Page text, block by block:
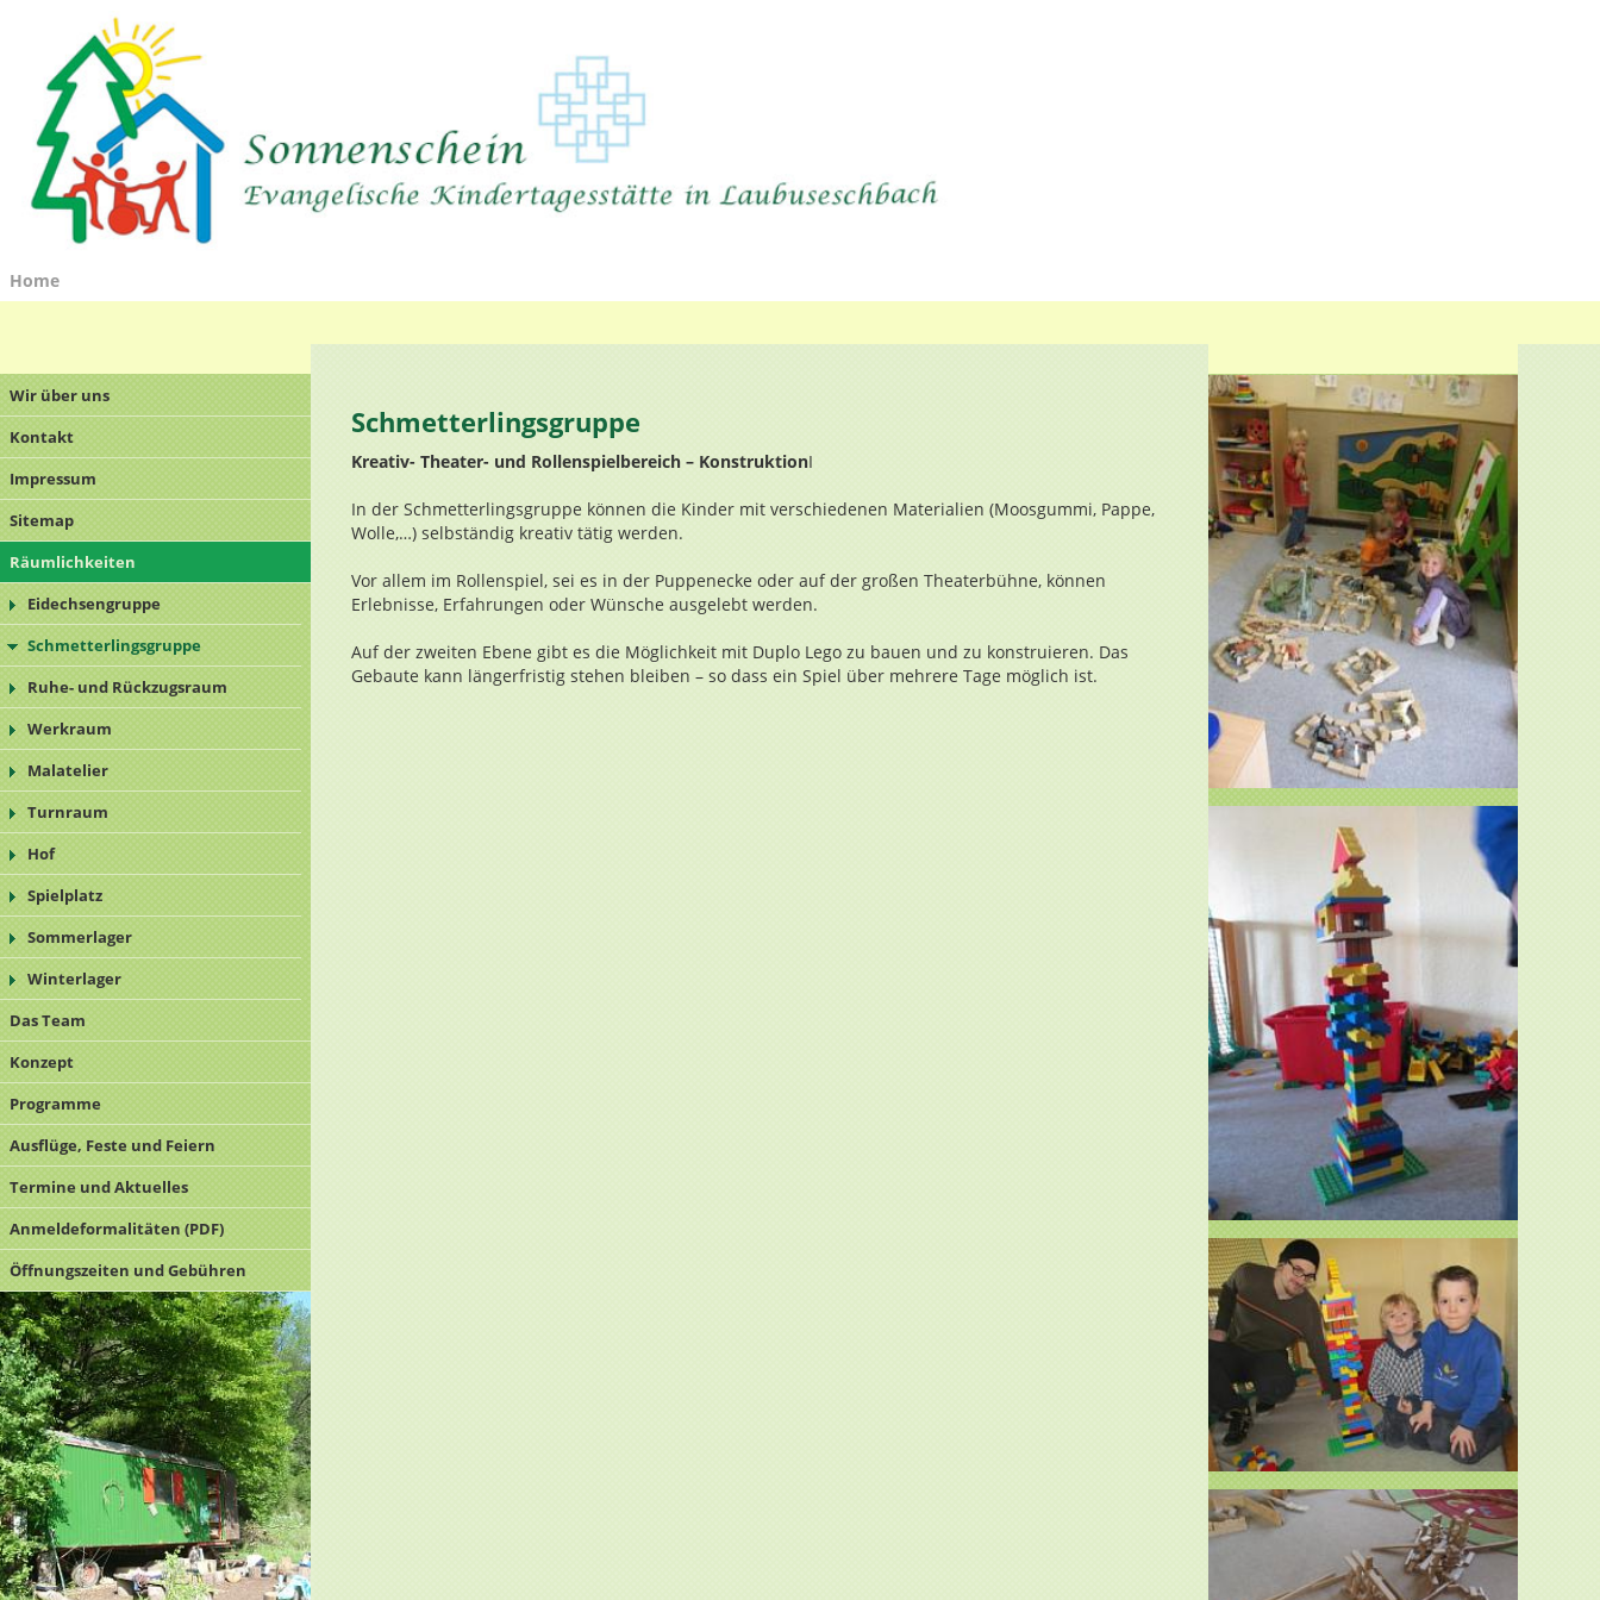
Home
Wir über uns
Kontakt
Impressum
Sitemap
Räumlichkeiten
Eidechsengruppe
Schmetterlingsgruppe
Ruhe- und Rückzugsraum
Werkraum
Malatelier
Turnraum
Hof
Spielplatz
Sommerlager
Winterlager
Das Team
Konzept
Programme
Ausflüge, Feste und Feiern
Termine und Aktuelles
Anmeldeformalitäten (PDF)
Öffnungszeiten und Gebühren
Schmetterlingsgruppe
Kreativ- Theater- und Rollenspielbereich – KonstruktionI
In der Schmetterlingsgruppe können die Kinder mit verschiedenen Materialien (Moosgummi, Pappe,
Wolle,…) selbständig kreativ tätig werden.
Vor allem im Rollenspiel, sei es in der Puppenecke oder auf der großen Theaterbühne, können
Erlebnisse, Erfahrungen oder Wünsche ausgelebt werden.
Auf der zweiten Ebene gibt es die Möglichkeit mit Duplo Lego zu bauen und zu konstruieren. Das
Gebaute kann längerfristig stehen bleiben – so dass ein Spiel über mehrere Tage möglich ist.